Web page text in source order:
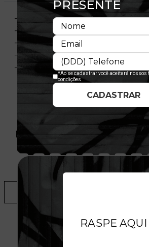
- Manga curta
- Corte Regular
- Gola redonda
- Flag bordada na manga
- Composição: 100% Algodão
PRODUTO SEM ESTOQUE
SITE, CONSULTE A
LOJAS
ADICIONAR A LISTA DE